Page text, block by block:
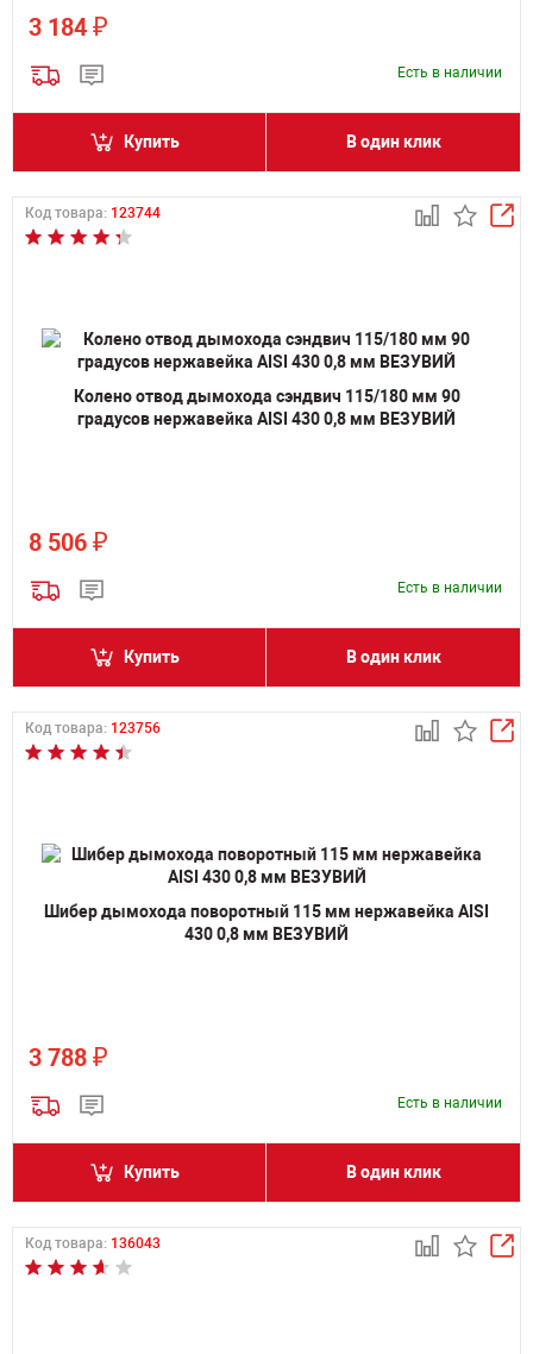
3 184 ₽
Есть в наличии
Купить В один клик
Код товара: 123744
Колено отвод дымохода сэндвич 115/180 мм 90
градусов нержавейка AISI 430 0,8 мм ВЕЗУВИЙ
8 506 ₽
Есть в наличии
Купить В один клик
Код товара: 123756
Шибер дымохода поворотный 115 мм нержавейка AISI
430 0,8 мм ВЕЗУВИЙ
3 788 ₽
Есть в наличии
Купить В один клик
Код товара: 136043